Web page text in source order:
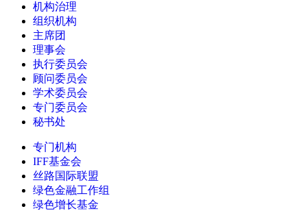
机构治理
组织机构
主席团
理事会
执行委员会
顾问委员会
学术委员会
专门委员会
秘书处
专门机构
IFF基金会
丝路国际联盟
绿色金融工作组
绿色增长基金